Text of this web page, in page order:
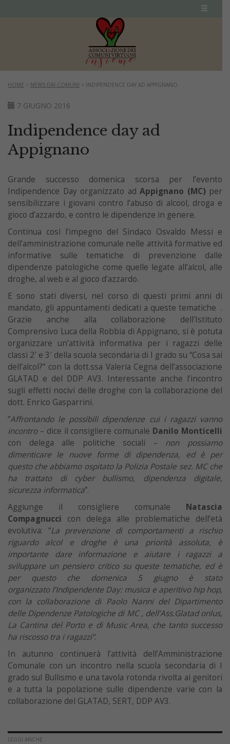
HOME > NEWS DAI COMUNI > INDIPENDENCE DAY AD APPIGNANO
7 GIUGNO 2016
Indipendence day ad
Appignano
Grande successo domenica scorsa per l’evento
Indipendence Day organizzato ad Appignano (MC) per
sensibilizzare i giovani contro l’abuso di alcool, droga e
gioco d’azzardo, e contro le dipendenze in genere.
Continua così l’impegno del Sindaco Osvaldo Messi e
dell’amministrazione comunale nelle attività formative ed
informative sulle tematiche di prevenzione dalle
dipendenze patologiche come quelle legate all’alcol, alle
droghe, al web e al gioco d’azzardo.
E sono stati diversi, nel corso di questi primi anni di
mandato, gli appuntamenti dedicati a queste tematiche .
Grazie anche alla collaborazione dell’Istituto
Comprensivo Luca della Robbia di Appignano, si è potuta
organizzare un’attività informativa per i ragazzi delle
classi 2′ e 3′ della scuola secondaria di I grado su “Cosa sai
dell’alcol?” con la dott.ssa Valeria Cegna dell’associazione
GLATAD e del DDP AV3. Interessante anche l’incontro
sugli effetti nocivi delle droghe con la collaborazione del
dott. Enrico Gasparrini.
“Affrontando le possibili dipendenze cui i ragazzi vanno
incontro– dice il consigliere comunale Danilo Monticelli
con delega alle politiche sociali – non possiamo
dimenticare le nuove forme di dipendenza, ed è per
questo che abbiamo ospitato la Polizia Postale sez. MC che
ha trattato di cyber bullismo, dipendenza digitale,
sicurezza informatica”.
Aggiunge il consigliere comunale Natascia
Compagnucci con delega alle problematiche dell’età
evolutiva: “La prevenzione di comportamenti a rischio
riguardo alcol e droghe è una priorità assoluta, è
importante dare informazione e aiutare i ragazzi a
sviluppare un pensiero critico su queste tematiche, ed è
per questo che domenica 5 giugno è stato
organizzato l’Indipendente Day: musica e aperitivo hip hop,
con la collaborazione di Paolo Nanni del Dipartimento
delle Dipendenze Patologiche di MC , dell’Ass.Glatad onlus,
La Cantina del Porto e di Music Area, che tanto successo
ha riscosso tra i ragazzi”.
In autunno continuerà l’attività dell’Amministrazione
Comunale con un incontro nella scuola secondaria di I
grado sul Bullismo e una tavola rotonda rivolta ai genitori
e a tutta la popolazione sulle dipendenze varie con la
collaborazione del GLATAD, SERT, DDP AV3.
LEGGI ANCHE